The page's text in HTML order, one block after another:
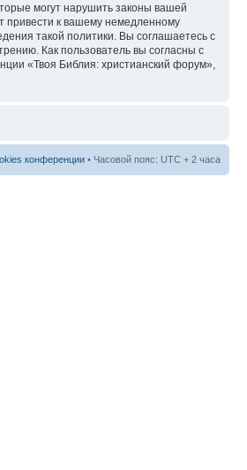
могут нарушить законы вашей
привести к вашему немедленному
такой политики. Вы соглашаетесь с
Как пользователь вы согласны с
«Твоя Библия: христианский форум»,
конференции • Часовой пояс: UTC + 2 часа